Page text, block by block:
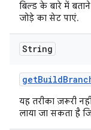
बिल्ड के बारे में
जोड़े का सेट पाएं.
String
getBuild
यह तरीका ज़रूरी
लाया जा सकता है